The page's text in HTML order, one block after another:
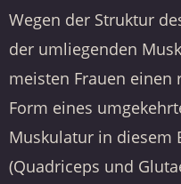
Wegen der Struktur
der umliegenden
meisten Frauen einen
Form eines
Muskulatur in diesem
(Quadriceps und